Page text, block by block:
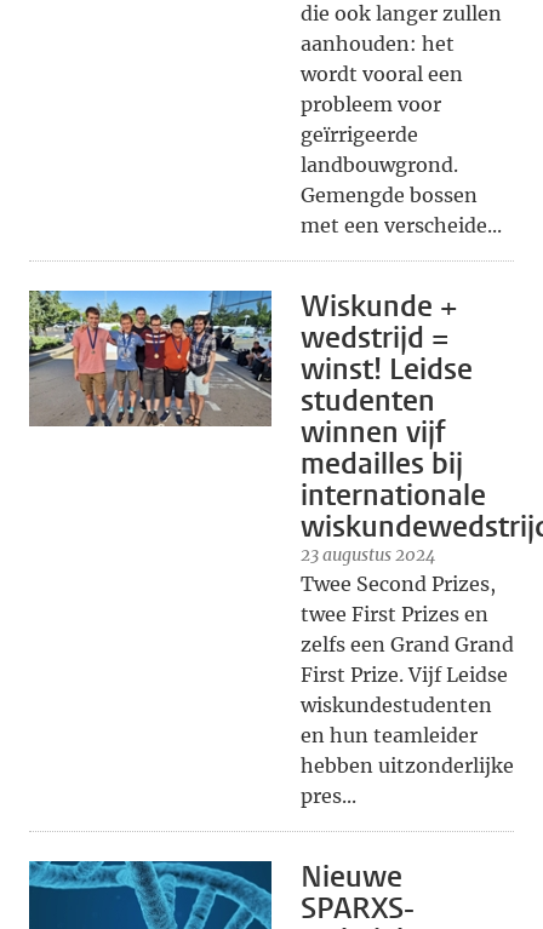
die ook langer zullen
aanhouden: het
wordt vooral een
probleem voor
geïrrigeerde
landbouwgrond.
Gemengde bossen
met een verscheide...
Wiskunde +
wedstrijd =
winst! Leidse
studenten
winnen vijf
medailles bij
internationale
23 augustus 2024
Twee Second Prizes,
twee First Prizes en
zelfs een Grand Grand
First Prize. Vijf Leidse
wiskundestudenten
en hun teamleider
hebben uitzonderlijke
pres...
Nieuwe
SPARXS-